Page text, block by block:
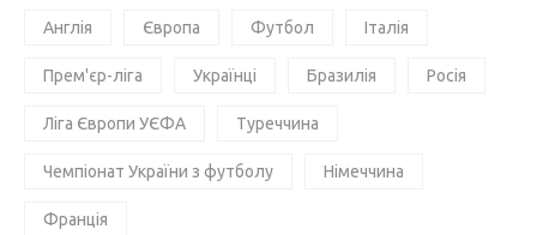
Англія Європа Футбол Італія
Прем'єр-ліга Українці Бразилія Росія
Ліга Європи УЄФА Туреччина
Чемпіонат України з футболу Німеччина
Франція